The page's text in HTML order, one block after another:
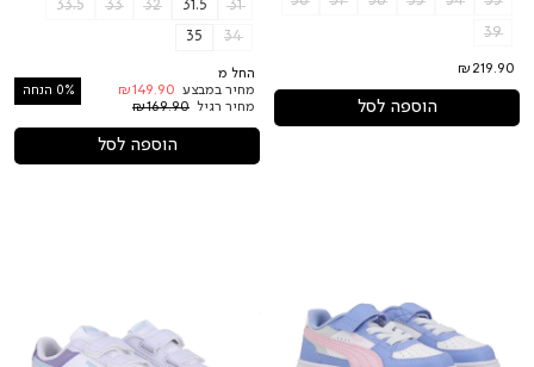
39
₪219.90
הוספה לסל
31
31.5
32
33
33.5
34
35
0% הנחה
החל מ
מחיר במבצע ₪149.90
מחיר רגיל ₪169.90
הוספה לסל
AC+